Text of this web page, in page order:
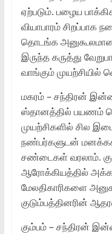
ஏற்படும். பழைய
வியாபாரம் சிறப்பாக
தொடங்க
இருந்த கருத்து
வாங்கும் முயற்சியில்
மகரம் – சந்திரன்
ஸ்தானத்தில் பயணம்
முயற்சிகளில் சில
நண்பர்களுடன்
சண்டைகள் வரலாம்.
ஆரோக்கியத்தில்
மேலதிகாரிகளை
குடும்பத்தினரின்
கும்பம் – சந்திரன்